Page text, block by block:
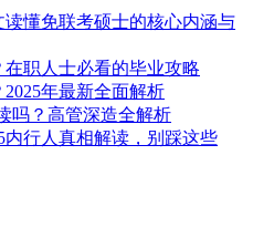
懂免联考硕士的核心内涵与
职人士必看的毕业攻略
年最新全面解析
吗？高管深造全解析
内行人真相解读，别踩这些